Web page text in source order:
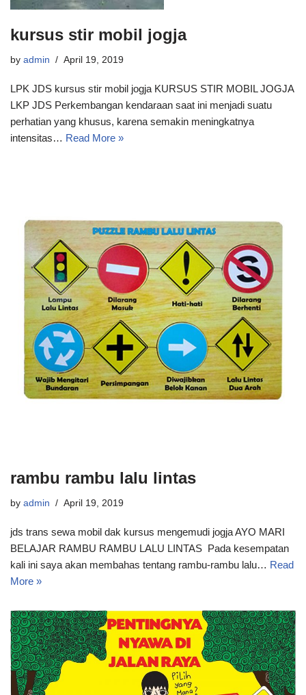
kursus stir mobil jogja
by admin April 19, 2019
LPK JDS kursus stir mobil jogja KURSUS STIR MOBIL JOGJA
LKP JDS Perkembangan kendaraan saat ini menjadi suatu
perhatian yang khusus, karena semakin meningkatnya
intensitas… Read More »
rambu rambu lalu lintas
by admin April 19, 2019
jds trans sewa mobil dak kursus mengemudi jogja AYO MARI
BELAJAR RAMBU RAMBU LALU LINTAS Pada kesempatan
kali ini saya akan membahas tentang rambu-rambu lalu… Read
More »